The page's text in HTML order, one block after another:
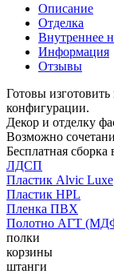
Описание
Отделка
Внутреннее
Информация
Отзывы
Готовы
конфигурации.
Декор и отделку
Возможно
Бесплатная сборка
ЛДСП
Пластик Alvic Luxe
Пластик HPL
Пленка ПВХ
Полотно АГТ
полки
корзины
штанги